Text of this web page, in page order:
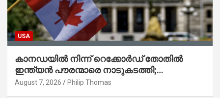
USA
കാനഡയിൽ നിന്ന് റെക്കോർഡ് തോതിൽ
ഇന്ത്യൻ പൗരന്മാരെ നാടുകടത്തി;
ആറുമാസത്തിനിടെ 3,323 പേർ
August 7, 2026 Philip Thomas